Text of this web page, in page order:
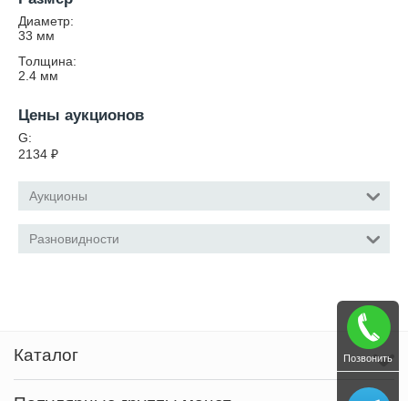
Диаметр:
33 мм
Толщина:
2.4 мм
Цены аукционов
G:
2134 ₽
Аукционы
Разновидности
Каталог Позвонить